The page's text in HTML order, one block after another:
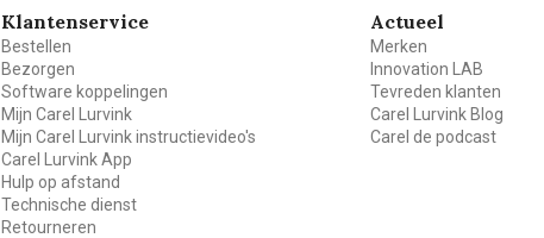
Klantenservice
Bestellen
Bezorgen
Software koppelingen
Mijn Carel Lurvink
Mijn Carel Lurvink instructievideo's
Carel Lurvink App
Hulp op afstand
Technische dienst
Retourneren
Actueel
Merken
Innovation LAB
Tevreden klanten
Carel Lurvink Blog
Carel de podcast